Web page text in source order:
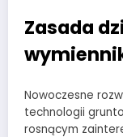
Zasada
Nowoczesne
technologii
rosnącym